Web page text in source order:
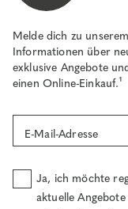
Melde dich zu
Informationen über
exklusive Angebote
einen Online-Einkauf.¹
E-Mail-Adresse
Ja, ich möchte
aktuelle